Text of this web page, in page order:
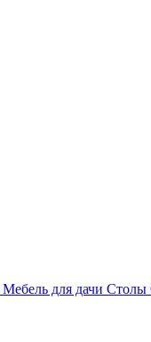
Мебель для дачи Столы